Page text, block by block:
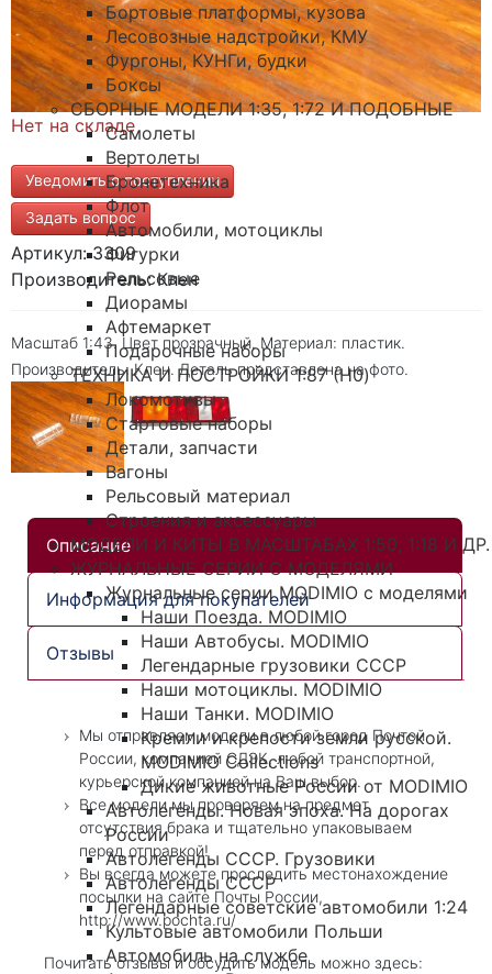
Бортовые платформы, кузова
Лесовозные надстройки, КМУ
Фургоны, КУНГи, будки
Боксы
СБОРНЫЕ МОДЕЛИ 1:35, 1:72 И ПОДОБНЫЕ
Самолеты
Вертолеты
Бронетехника
Флот
Автомобили, мотоциклы
Фигурки
Рельсовые
Диорамы
Афтемаркет
Подарочные наборы
ТЕХНИКА И ПОСТРОЙКИ 1:87 (H0)
Локомотивы
Стартовые наборы
Детали, запчасти
Вагоны
Рельсовый материал
Строения и аксессуары
МОДЕЛИ И КИТЫ В МАСШТАБАХ 1:50, 1:18 И ДР.
ЖУРНАЛЬНЫЕ СЕРИИ С МОДЕЛЯМИ
Журнальные серии MODIMIO с моделями
Наши Поезда. MODIMIO
Наши Автобусы. MODIMIO
Легендарные грузовики СССР
Наши мотоциклы. MODIMIO
Наши Танки. MODIMIO
Кремли и крепости земли русской.
MODIMIO Collections
Дикие животные России от MODIMIO
Автолегенды. Новая эпоха. На дорогах
России
Автолегенды СССР. Грузовики
Автолегенды СССР
Легендарные советские автомобили 1:24
Культовые автомобили Польши
Автомобиль на службе
Нет на складе
Уведомить о поступлении
Задать вопрос
Артикул: 3309
Производитель: Клен
Масштаб 1:43. Цвет прозрачный. Материал: пластик.
Производитель: Клен. Деталь представлена на фото.
Описание
Информация для покупателей
Отзывы
Мы отправляем модели в любой город Почтой
России, компанией СДЭК, любой транспортной,
курьерской компанией на Ваш выбор.
Все модели мы проверяем на предмет
отсутствия брака и тщательно упаковываем
перед отправкой!
Вы всегда можете проследить местонахождение
посылки на сайте Почты России,
http://www.pochta.ru/
Почитать отзывы и обсудить модель можно здесь: